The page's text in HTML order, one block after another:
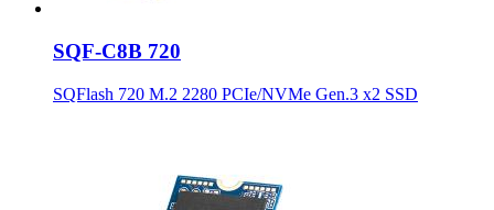
SQF-C8B 720
SQFlash 720 M.2 2280 PCIe/NVMe Gen.3 x2 SSD